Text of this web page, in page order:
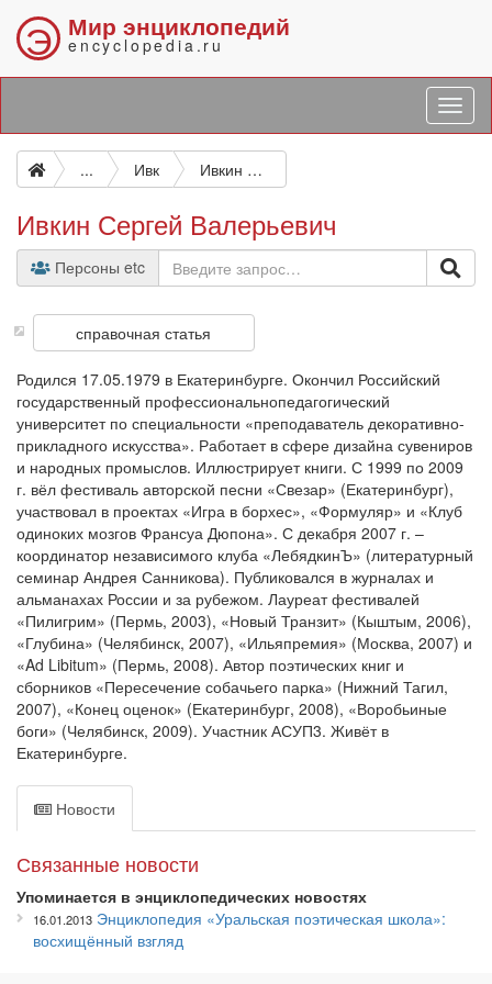
Э Мир энциклопедий
encyclopedia.ru
... Ивк Ивкин Сергей Валерьевич
Ивкин Сергей Валерьевич
Персоны etc
справочная статья
Родился 17.05.1979 в Екатеринбурге. Окончил Российский
государственный профессионально­педагогический
университет по специальности «преподаватель декоративно­
прикладного искусства». Работает в сфере дизайна сувениров
и народных промыслов. Иллюстрирует книги. С 1999 по 2009
г. вёл фестиваль авторской песни «Свезар» (Екатеринбург),
участвовал в проектах «Игра в борхес», «Формуляр» и «Клуб
одиноких мозгов Франсуа Дюпона». С декабря 2007 г. –
координатор независимого клуба «ЛебядкинЪ» (литературный
семинар Андрея Санникова). Публиковался в журналах и
альманахах России и за рубежом. Лауреат фестивалей
«Пилигрим» (Пермь, 2003), «Новый Транзит» (Кыштым, 2006),
«Глубина» (Челябинск, 2007), «Илья­премия» (Москва, 2007) и
«Ad Libitum» (Пермь, 2008). Автор поэтических книг и
сборников «Пересечение собачьего парка» (Нижний Тагил,
2007), «Конец оценок» (Екатеринбург, 2008), «Воробьиные
боги» (Челябинск, 2009). Участник АСУП­3. Живёт в
Екатеринбурге.
Новости
Связанные новости
Упоминается в энциклопедических новостях
16.01.2013 Энциклопедия «Уральская поэтическая школа»:
восхищённый взгляд